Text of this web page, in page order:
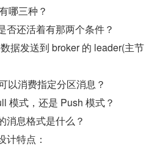
哪三种？
否还活着有那两个条件？
据发送到 broker 的 leader(主节
以消费指定分区消息？
模式，还是 Push 模式？
消息格式是什么？
计特点：